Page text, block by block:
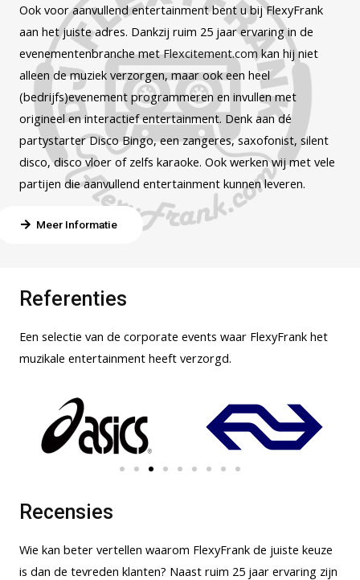
Ook voor aanvullend entertainment bent u bij FlexyFrank
aan het juiste adres. Dankzij ruim 25 jaar ervaring in de
evenementenbranche metFlexcitement.com kan hij niet
alleen de muziek verzorgen, maar ook een heel
(bedrijfs)evenement programmeren en invullen met
origineel en interactief entertainment. Denk aan dé
partystarter Disco Bingo, een zangeres, saxofonist, silent
disco, disco vloer of zelfs karaoke. Ook werken wij met vele
partijen die aanvullend entertainment kunnen leveren.
Meer Informatie
Referenties
Een selectie van de corporate events waar FlexyFrank het
muzikale entertainment heeft verzorgd.
Recensies
Wie kan beter vertellen waarom FlexyFrank de juiste keuze
is dan de tevreden klanten? Naast ruim 25 jaar ervaring zijn